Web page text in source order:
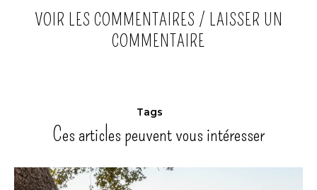
VOIR LES COMMENTAIRES / LAISSER UN
COMMENTAIRE
Tags
Ces articles peuvent vous intéresser